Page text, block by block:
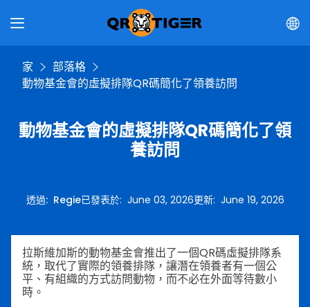
家
部落格
動物基金會的虛擬排隊QR碼簡化了領養訪問
動物基金會的虛擬排隊QR碼簡化了領
養訪問
透過: Regie已發表於: June 03, 2026更新: June 19, 2026
拉斯維加斯的動物基金會推出了一個QR碼虛擬排隊系
統，取代了實際的領養排隊，讓潛在領養者有一個公
平、有組織的方式訪問動物，而不必在外面等待數小
時。